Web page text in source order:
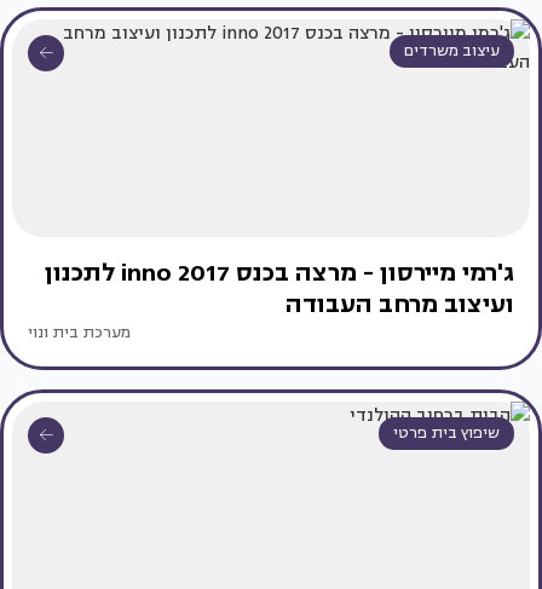
עיצוב משרדים
ג'רמי מיירסון - מרצה בכנס inno 2017 לתכנון
ועיצוב מרחב העבודה
מערכת בית ונוי
שיפוץ בית פרטי